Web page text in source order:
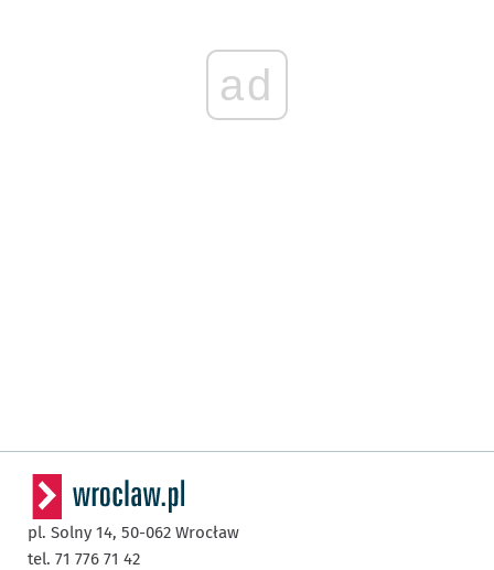
ad
pl. Solny 14, 50-062 Wrocław
tel. 71 776 71 42